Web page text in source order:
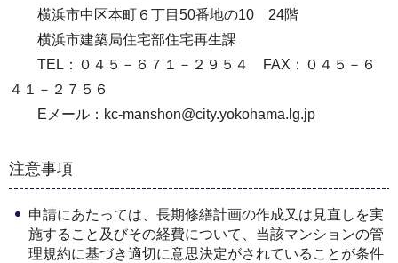
横浜市中区本町６丁目50番地の10 24階
横浜市建築局住宅部住宅再生課
TEL：０４５－６７１－２９５４ FAX：０４５－６
４１－２７５６
Eメール：kc-manshon@city.yokohama.lg.jp
注意事項
申請にあたっては、長期修繕計画の作成又は見直しを実
施すること及びその経費について、当該マンションの管
理規約に基づき適切に意思決定がされていることが条件